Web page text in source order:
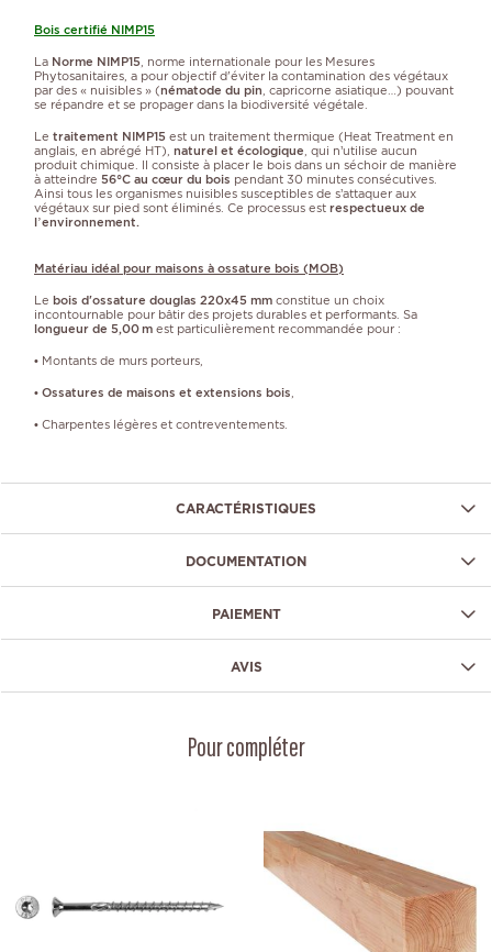
Bois certifié NIMP15
La Norme NIMP15 , norme internationale pour les Mesures
Phytosanitaires, a pour objectif d'éviter la contamination des végétaux
par des « nuisibles » (nématode du pin , capricorne asiatique…) pouvant
se répandre et se propager dans la biodiversité végétale.
Le traitement NIMP15 est un traitement thermique (Heat Treatment en
anglais, en abrégé HT), naturel et écologique , qui n’utilise aucun
produit chimique. Il consiste à placer le bois dans un séchoir de manière
à atteindre 56°C au cœur du bois pendant 30 minutes consécutives.
Ainsi tous les organismes nuisibles susceptibles de s’attaquer aux
végétaux sur pied sont éliminés. Ce processus est respectueux de
l’environnement.
Matériau idéal pour maisons à ossature bois (MOB)
Le bois d'ossature douglas 220x45 mm constitue un choix
incontournable pour bâtir des projets durables et performants. Sa
longueur de 5,00 m est particulièrement recommandée pour :
• Montants de murs porteurs,
• Ossatures de maisons et extensions bois
• Charpentes légères et contreventements.
CARACTÉRISTIQUES
DOCUMENTATION
PAIEMENT
AVIS
Pour compléter